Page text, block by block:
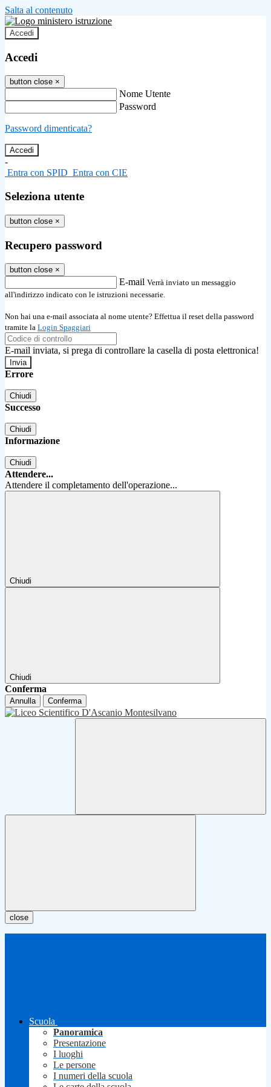
Salta al contenuto
Accedi
Accedi
button close ×
Nome Utente
Password
Password dimenticata?
-
Entra con SPID Entra con CIE
Seleziona utente
button close ×
Recupero password
button close ×
E-mail Verrà inviato un messaggio
all'indirizzo indicato con le istruzioni necessarie.
Non hai una e-mail associata al nome utente? Effettua il reset della password
tramite la Login Spaggiari
E-mail inviata, si prega di controllare la casella di posta elettronica!
Errore
Chiudi
Successo
Chiudi
Informazione
Chiudi
Attendere...
Attendere il completamento dell'operazione...
Chiudi
Chiudi
Conferma
Annulla Conferma
close
Scuola
Panoramica
Presentazione
I luoghi
Le persone
I numeri della scuola